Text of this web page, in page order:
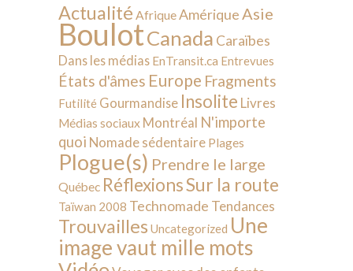
Actualité AfriqueAmériqueAsie
BoulotCanada Caraïbes
Dans les médias EnTransit.ca Entrevues
États d'âmes Europe Fragments
Futilité Gourmandise Insolite Livres
Médias sociaux Montréal N'importe
quoi Nomade sédentaire Plages
Plogue(s) Prendre le large
Québec RéflexionsSur la route
Taïwan 2008 Technomade Tendances
Trouvailles Uncategorized Une
image vaut mille mots